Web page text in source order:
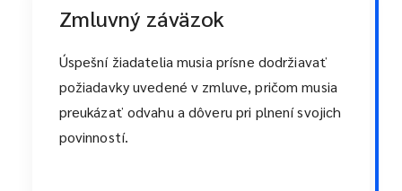
Zmluvný záväzok
Úspešní žiadatelia musia prísne dodržiavať
požiadavky uvedené v zmluve, pričom musia
preukázať odvahu a dôveru pri plnení svojich
povinností.